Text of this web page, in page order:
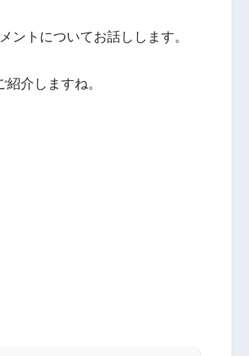
ントについてお話しします。
介しますね。